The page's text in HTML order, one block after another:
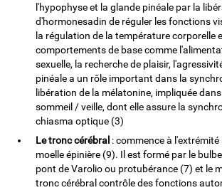
l'hypophyse et la glande pinéale par la
d'hormonesadin de réguler les fonctions
la régulation de la température corporelle
comportements de base comme
sexuelle, la recherche de plaisir,
pinéale a un rôle important dans la
libération de la mélatonine, impliquée
sommeil / veille, dont elle assure la
chiasma optique (3)
Le tronc cérébral : commence à l'extrémité
moelle épinière (9). Il est formé par le
pont de Varolio ou protubérance (7) et le
tronc cérébral contrôle des fonctions